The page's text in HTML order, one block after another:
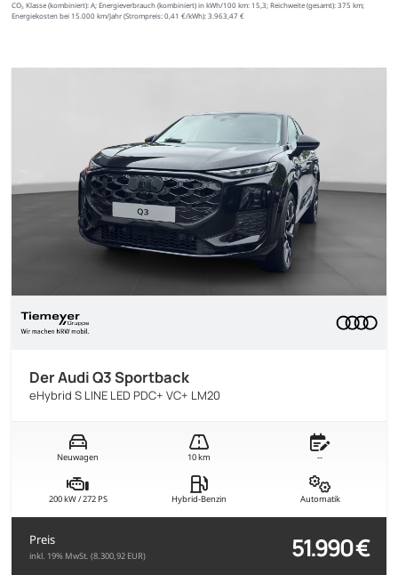
CO₂ Klasse (kombiniert): A; Energieverbrauch (kombiniert) in kWh/100 km: 15,3; Reichweite (gesamt): 375 km;
Energiekosten bei 15.000 km/Jahr (Strompreis: 0,41 €/kWh): 3.963,47 €
Der Audi Q3 Sportback
eHybrid S LINE LED PDC+ VC+ LM20
Neuwagen 10 km --
200 kW / 272 PS Hybrid-Benzin Automatik
Preis
inkl. 19% MwSt. (8.300,92 EUR) 51.990 €